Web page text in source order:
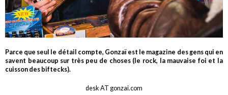
Parce que seul le détail compte, Gonzaï est le magazine des gens qui en
savent beaucoup sur très peu de choses (le rock, la mauvaise foi et la
cuisson des biftecks).
desk AT gonzai.com